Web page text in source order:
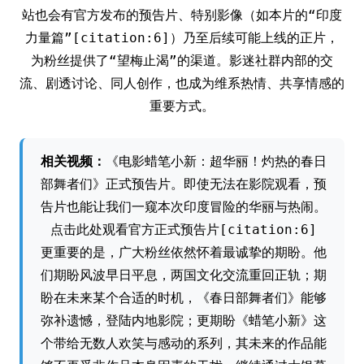
站也会有官方发布的预告片、特别影像（如本片的“印度
力量篇”[citation:6]）乃至后续可能上线的正片，
为粉丝提供了“望梅止渴”的渠道。影迷社群内部的交
流、剧透讨论、同人创作，也成为维系热情、共享情感的
重要方式。
相关视频：
《电影蜡笔小新：超华丽！灼热的春日
部舞者们》正式预告片。即使无法在影院观看，预
告片也能让我们一窥本次印度冒险的华丽与热闹。
点击此处观看官方正式预告片[citation:6]
更重要的是，广大粉丝依然怀着最诚挚的期盼。他
们期盼风波早日平息，两国文化交流重回正轨；期
盼在未来某个合适的时机，《春日部舞者们》能够
弥补遗憾，登陆内地影院；更期盼《蜡笔小新》这
个带给无数人欢笑与感动的系列，其未来的作品能